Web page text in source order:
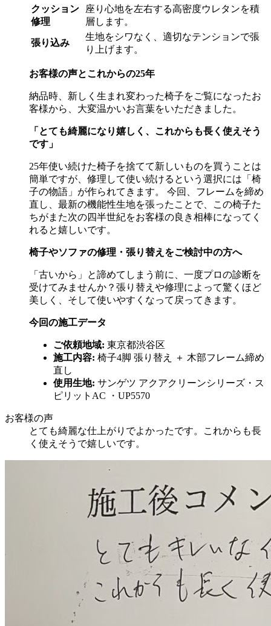
クッション
修理
座り心地を左右する高密度ウレタンを積
層します。
張り込み
生地をシワなく、適切なテンションで張
り上げます。
お客様の声とこれからの25年
納品時、新しく生まれ変わった椅子をご覧になったお
客様から、大変温かいお言葉をいただきました。
「とても綺麗になり嬉しく、これからも長く使えそう
です」
25年使い続けた椅子を捨てて新しいものを買うことは
簡単ですが、修理して使い続けるという選択には「椅
子の物語」が作られてきます。 今回、フレームを締め
直し、最新の機能性生地を張ったことで、この椅子た
ちがまた次の四半世紀をお客様の良き相棒になってく
れると嬉しいです。
椅子やソファの修理・張り替えをご検討中の方へ
「古いから」と諦めてしまう前に、一度プロの診断を
受けてみませんか？張り替えや修理によって驚くほど
美しく、そして使いやすくなって戻ってきます。
今回の施工データ
ご依頼地域: 東京都渋谷区
施工内容: 椅子4脚 張り替え ＋ 木部フレーム締め
直し
使用生地: サンゲツ アクアクリーンシリーズ・ス
ピリット AC ・ UP5570
お客様の声
とても綺麗な仕上がりでよかったです。これからも長
く使えそうで嬉しいです。